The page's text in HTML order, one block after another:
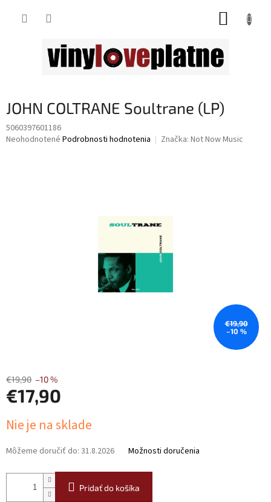
JOHN COLTRANE Soultrane (LP)
5060397601186
Priemerné
Neohodnotené Podrobnosti hodnotenia Značka: Not Now Music
€19,90
–10 %
€19,90 –10 %
€17,90
cena:
Nie je na sklade
Môžeme doručiť do: 31.8.2026 Možnosti doručenia
Pridať do košíka